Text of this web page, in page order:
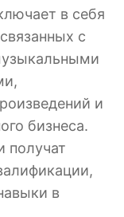
в себя
с
и
бизнеса.
получат
в